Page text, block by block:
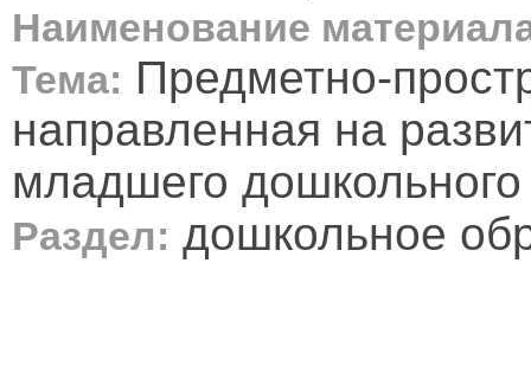
Наименование
Тема: Предметно-
направленная на
младшего дошкольного
Раздел: дошкольное